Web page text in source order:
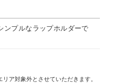
ンプルなラップホルダーで
ア対象外とさせていただきます。